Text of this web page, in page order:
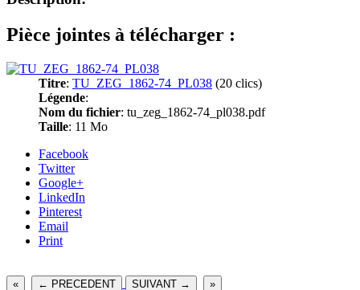
Pièce jointes à télécharger :
Titre: TU_ZEG_1862-74_PL038 (20 clics)
Légende:
Nom du fichier: tu_zeg_1862-74_pl038.pdf
Taille: 11 Mo
Facebook
Twitter
Google+
LinkedIn
Pinterest
Email
Print
« ← PRECEDENT SUIVANT → »